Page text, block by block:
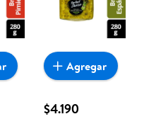
$4.190
Agregar